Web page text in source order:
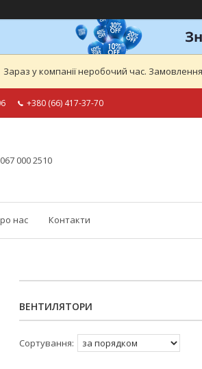
Зараз у компанії неробочий час.
+380 (66) 417-37-70
000 2510
нас Контакти
ВЕНТИЛЯТОРИ